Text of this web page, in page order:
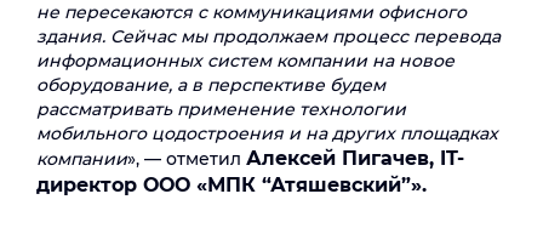
не пересекаются с коммуникациями офисного
здания. Сейчас мы продолжаем процесс перевода
информационных систем компании на новое
оборудование, а в перспективе будем
рассматривать применение технологии
мобильного цодостроения и на других площадках
компании», — отметил Алексей Пигачев, IT-
директор ООО «МПК “Атяшевский”».